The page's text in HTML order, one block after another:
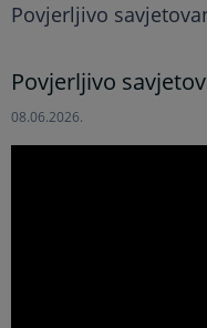
Povjerljivo
Povjerljivo
08.06.2026.